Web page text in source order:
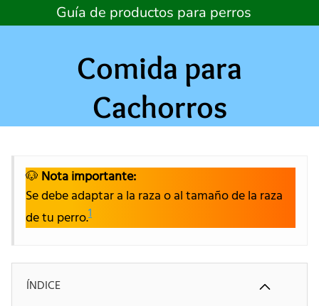
to
Guía de productos para perros
Comida para
Cachorros
🐶 Nota importante:
Se debe adaptar a la raza o al tamaño de la raza
de tu perro.1
ÍNDICE